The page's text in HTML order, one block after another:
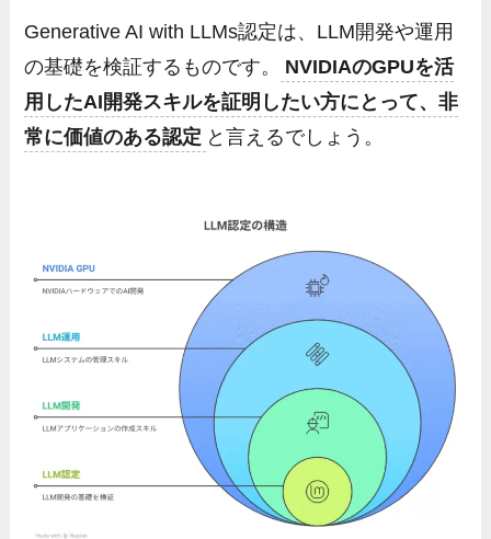
Generative AI with LLMs認定は、LLM開発や運用
の基礎を検証するものです。
NVIDIAのGPUを活
用したAI開発スキルを証明したい方にとって、非
常に価値のある認定 と言えるでしょう。